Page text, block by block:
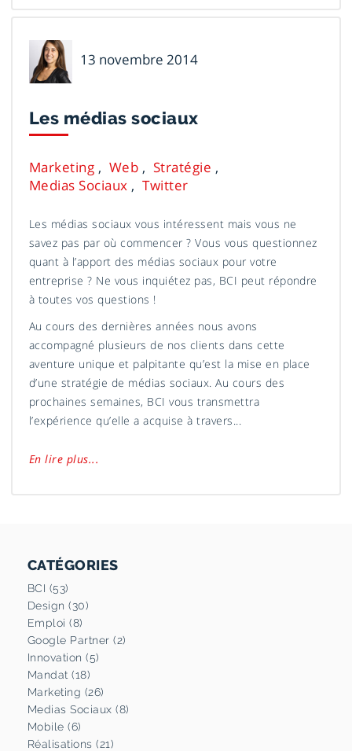
Voyer
13 novembre 2014
Les médias sociaux
Marketing Web
Stratégie
Medias Sociaux
Twitter
Les médias sociaux vous intéressent mais vous ne
savez pas par où commencer ? Vous vous questionnez
quant à l’apport des médias sociaux pour votre
entreprise ? Ne vous inquiétez pas, BCI peut répondre
à toutes vos questions !
Au cours des dernières années nous avons
accompagné plusieurs de nos clients dans cette
aventure unique et palpitante qu’est la mise en place
d’une stratégie de médias sociaux. Au cours des
prochaines semaines, BCI vous transmettra
l’expérience qu’elle a acquise à travers...
En lire plus...
CATÉGORIES
BCI (53)
Design (30)
Emploi (8)
Google Partner (2)
Innovation (5)
Mandat (18)
Marketing (26)
Medias Sociaux (8)
Mobile (6)
Réalisations (21)